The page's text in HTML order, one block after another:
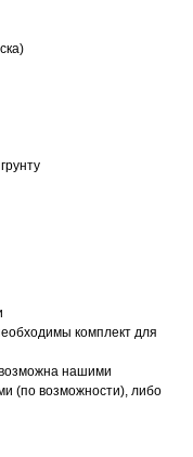
комплект для
нашими
(по возможности), либо